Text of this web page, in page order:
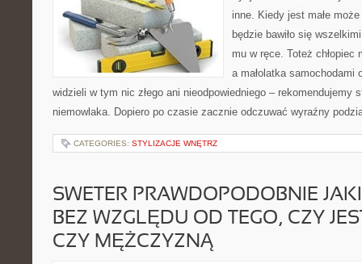
inne. Kiedy jest małe
będzie bawiło się
mu w ręce. Toteż chłopiec
a małolatka samochodami
widzieli w tym nic złego ani nieodpowiedniego – rekomendujemy
niemowlaka. Dopiero po czasie zacznie odczuwać wyraźny
CATEGORIES: STYLIZACJE WNĘTRZ
SWETER PRAWDOPODOBNIE
BEZ WZGLĘDU OD TEGO, CZY
CZY MĘŻCZYZNĄ